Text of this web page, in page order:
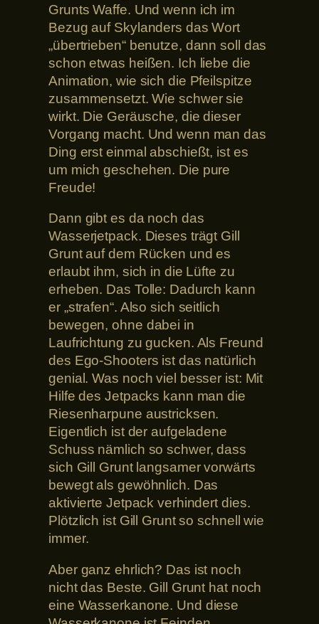
Grunts Waffe. Und wenn ich im
Bezug auf Skylanders das Wort
„übertrieben“ benutze, dann soll das
schon etwas heißen. Ich liebe die
Animation, wie sich die Pfeilspitze
zusammensetzt. Wie schwer sie
wirkt. Die Geräusche, die dieser
Vorgang macht. Und wenn man das
Ding erst einmal abschießt, ist es
um mich geschehen. Die pure
Freude!
Dann gibt es da noch das
Wasserjetpack. Dieses trägt Gill
Grunt auf dem Rücken und es
erlaubt ihm, sich in die Lüfte zu
erheben. Das Tolle: Dadurch kann
er „strafen“. Also sich seitlich
bewegen, ohne dabei in
Laufrichtung zu gucken. Als Freund
des Ego-Shooters ist das natürlich
genial. Was noch viel besser ist: Mit
Hilfe des Jetpacks kann man die
Riesenharpune austricksen.
Eigentlich ist der aufgeladene
Schuss nämlich so schwer, dass
sich Gill Grunt langsamer vorwärts
bewegt als gewöhnlich. Das
aktivierte Jetpack verhindert dies.
Plötzlich ist Gill Grunt so schnell wie
immer.
Aber ganz ehrlich? Das ist noch
nicht das Beste. Gill Grunt hat noch
eine Wasserkanone. Und diese